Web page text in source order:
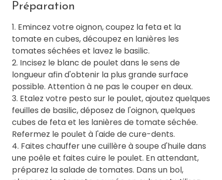
Préparation
1. Emincez votre oignon, coupez la feta et la
tomate en cubes, découpez en lanières les
tomates séchées et lavez le basilic.
2. Incisez le blanc de poulet dans le sens de
longueur afin d'obtenir la plus grande surface
possible. Attention à ne pas le couper en deux.
3. Etalez votre pesto sur le poulet, ajoutez quelques
feuilles de basilic, déposez de l'oignon, quelques
cubes de feta et les lanières de tomate séchée.
Refermez le poulet à l'aide de cure-dents.
4. Faites chauffer une cuillère à soupe d'huile dans
une poêle et faites cuire le poulet. En attendant,
préparez la salade de tomates. Dans un bol,